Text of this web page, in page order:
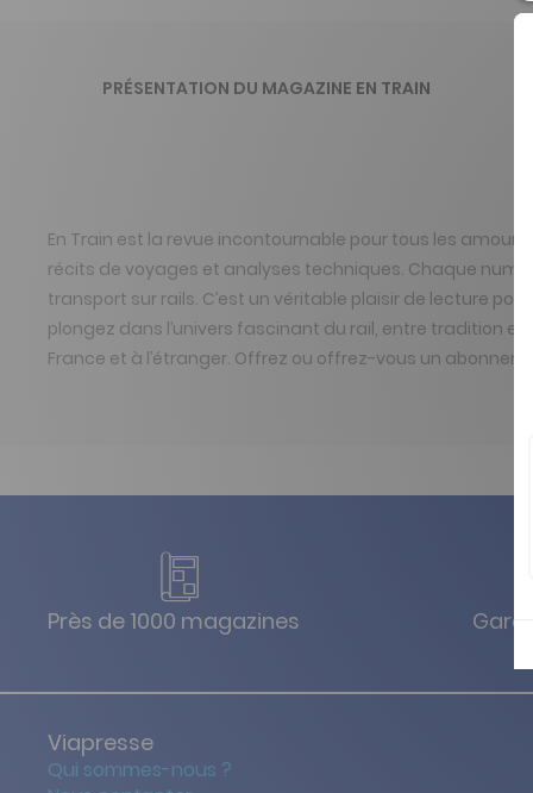
PRÉSENTATION DU MAGAZINE EN TRAIN
En Train est la revue incontournable pour tous les
récits de voyages et analyses techniques. Chaque
transport sur rails. C’est un véritable plaisir de lecture
plongez dans l’univers fascinant du rail, entre tradition
France et à l’étranger. Offrez ou offrez-vous un
Près de 1000 magazines
Viapresse
Qui sommes-nous ?